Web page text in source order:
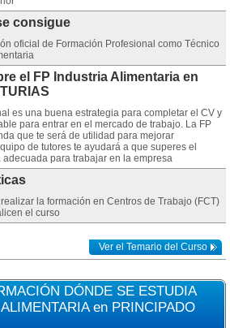
consigue
oficial de Formación Profesional como Técnico
el FP Industria Alimentaria en
es una buena estrategia para completar el CV y
para entrar en el mercado de trabajo. La FP
que te será de utilidad para mejorar
de tutores te ayudará a que superes el
para trabajar en la empresa
la formación en Centros de Trabajo (FCT)
el curso
Ver el Temario del Curso
DÓNDE SE ESTUDIA
en PRINCIPADO